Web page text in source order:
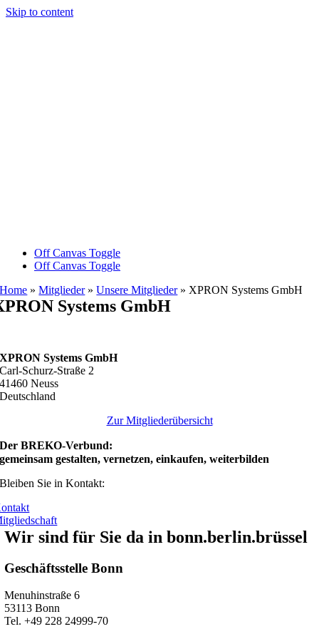
Skip to content
Off Canvas Toggle
Off Canvas Toggle
Home »Mitglieder»Unsere Mitglieder» XPRON Systems GmbH
Systems GmbH
XPRON Systems GmbH
Carl-Schurz-Straße 2
41460 Neuss
Deutschland
Zur Mitgliederübersicht
Der BREKO-Verbund:
gemeinsam gestalten, vernetzen, einkaufen, weiterbilden
Bleiben Sie in Kontakt:
Wir sind für Sie da in bonn.berlin.brüssel
Geschäftsstelle Bonn
Menuhinstraße 6
53113 Bonn
Tel. +49 228 24999-70